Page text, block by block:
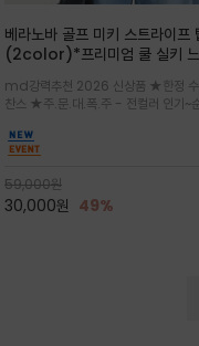
베라노바 골프 미키 스트라이프
(2color)*프리미엄 쿨 실키 느
내 ★골프 미키티 포함 구매및
넘는 구매고객님께는 타이틀리스트 베라
노바 골프공 2피스 3구 증정(소
감)★
md강력추천 2026 신상품 ★한정 수
찬스 ★주.문.대.폭.주 - 전컬러 인기~
이프가 산뜻한 컬러감을 연출/안정감 있
드 넥라인과 여유있는 스탠다드 핏으로
이쁘게 입으세요 ^^
59,000원
30,000원 49%